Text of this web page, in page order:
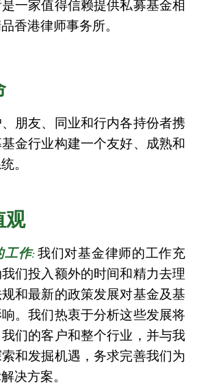
一家值得信赖提供私募基金相
香港律师事务所。
朋友、同业和行内各持份者携
金行业构建一个友好、成熟和
。
观
工作:我们对基金律师的工作充
们投入额外的时间和精力去理
和最新的政策发展对基金及基
。我们热衷于分析这些发展将
们的客户和整个行业，并与我
和发掘机遇，务求完善我们为
决方案。